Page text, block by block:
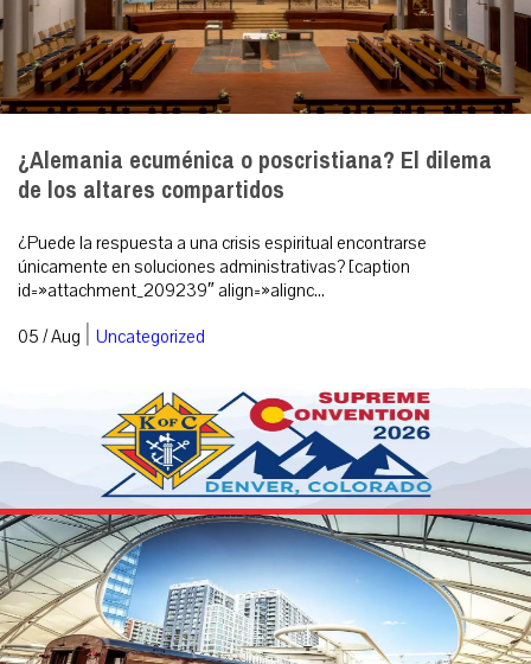
¿Alemania ecuménica o poscristiana? El dilema
de los altares compartidos
¿Puede la respuesta a una crisis espiritual encontrarse
únicamente en soluciones administrativas? [caption
id=»attachment_209239″ align=»alignc...
05 / Aug | Uncategorized